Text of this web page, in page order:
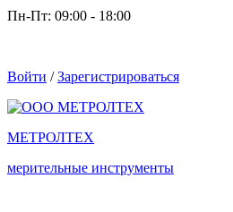
Пн-Пт: 09:00 - 18:00
Войти /Зарегистрироваться
МЕТРОЛТЕХ
мерительные инструменты